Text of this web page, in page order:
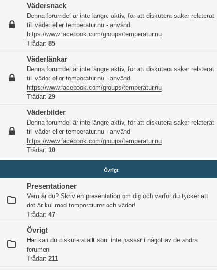
Vädersnack
Denna forumdel är inte längre aktiv, för att diskutera saker relaterat
till väder eller temperatur.nu - använd
https://www.facebook.com/groups/temperatur.nu
Trådar: 85
Väderlänkar
Denna forumdel är inte längre aktiv, för att diskutera saker relaterat
till väder eller temperatur.nu - använd
https://www.facebook.com/groups/temperatur.nu
Trådar: 29
Väderbilder
Denna forumdel är inte längre aktiv, för att diskutera saker relaterat
till väder eller temperatur.nu - använd
https://www.facebook.com/groups/temperatur.nu
Trådar: 10
Övrigt
Presentationer
Vem är du? Skriv en presentation om dig och varför du tycker att
det är kul med temperaturer och väder!
Trådar: 47
Övrigt
Har kan du diskutera allt som inte passar i något av de andra
forumen
Trådar: 211